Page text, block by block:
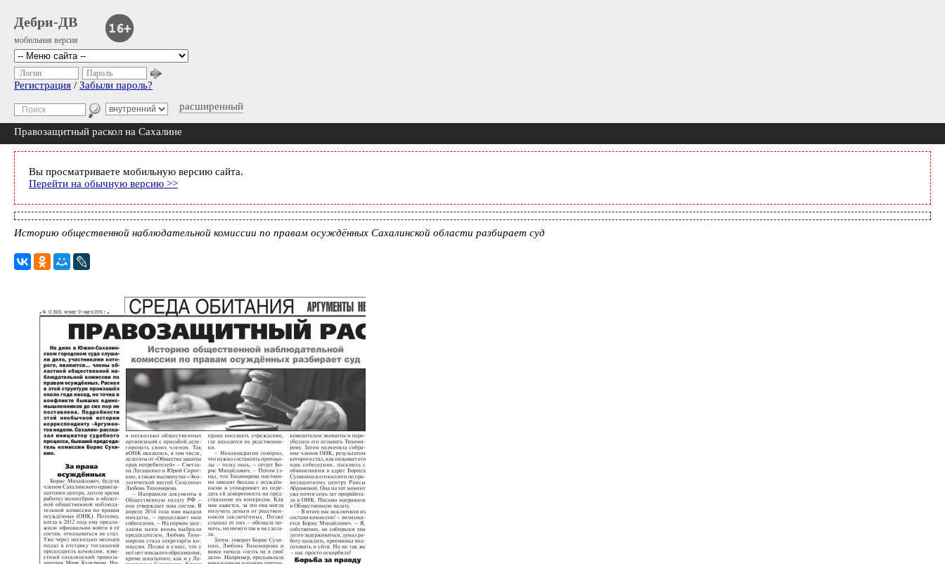
Дебри-ДВ
мобильная версия
расширенный
Логин Пароль
Регистрация / Забыли пароль?
Правозащитный раскол на Сахалине
Вы просматриваете мобильную версию сайта.
Перейти на обычную версию >>
Историю общественной наблюдательной комиссии по правам осуждённых Сахалинской области разбирает суд